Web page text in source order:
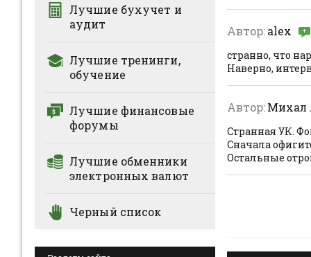
Лучшие бухучет и
аудит
Лучшие тренинги,
обучение
Лучшие финансовые
форумы
Лучшие обменники
электронных валют
Черный список
Автор:alex
странно, что
Наверно,
Автор:Михал
Странная УК.
Сначала
Остальные